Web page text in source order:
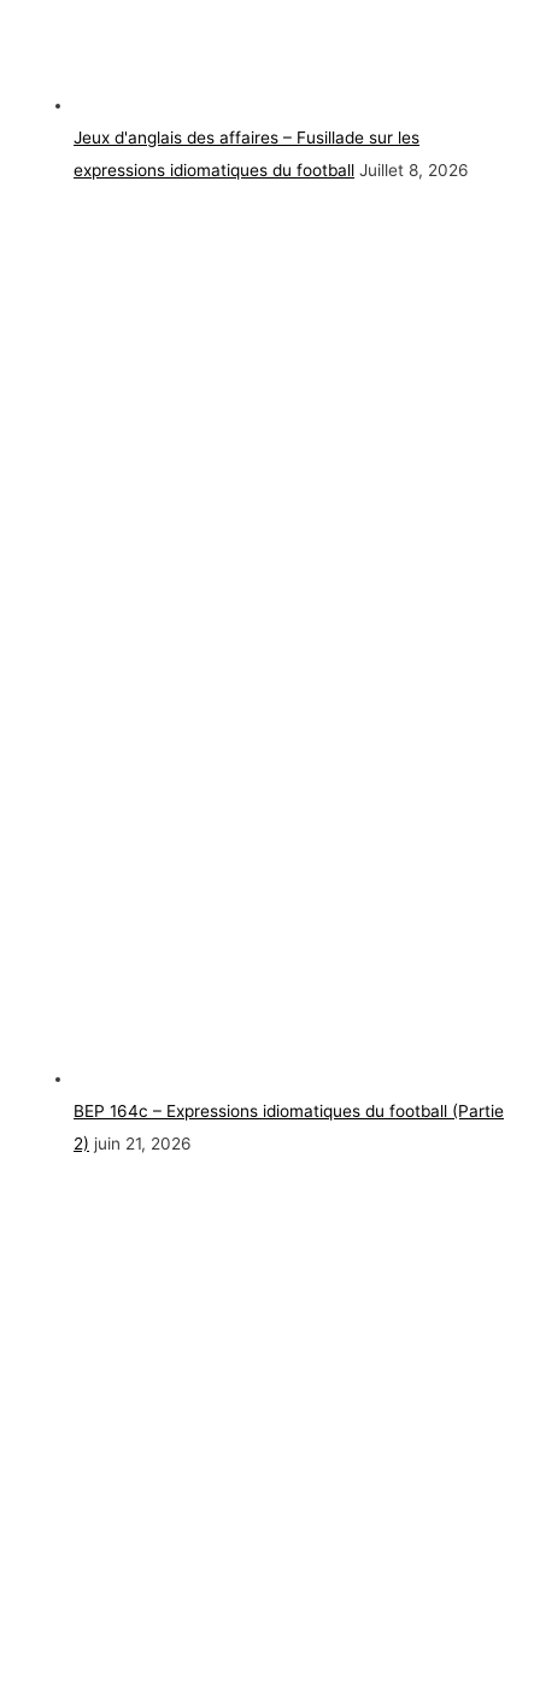
Jeux d'anglais des affaires – Fusillade sur les
expressions idiomatiques du football Juillet 8, 2026
BEP 164c – Expressions idiomatiques du football (Partie
2) juin 21, 2026